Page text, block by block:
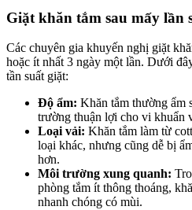
Giặt khăn tắm sau mấy lần
Các chuyên gia khuyến nghị giặt
hoặc ít nhất 3 ngày một lần. Dưới
tần suất giặt:
Độ ẩm: Khăn tắm thường ẩm
trường thuận lợi cho vi khuẩn
Loại vải: Khăn tắm làm từ
loại khác, nhưng cũng dễ bị
hơn.
Môi trường xung quanh:
phòng tắm ít thông thoáng,
nhanh chóng có mùi.